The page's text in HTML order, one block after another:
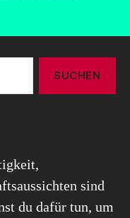
sind
du dafür tun, um